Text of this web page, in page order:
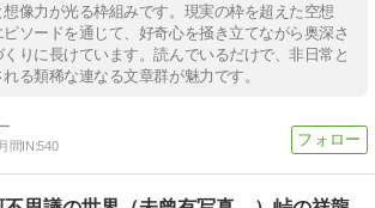
像力が光る枠組みです。現実の枠を超えた空想
ソードを通じて、好奇心を掻き立てながら奥深さ
りに長けています。読んでいるだけで、非日常と
る類稀な連なる文章群が魅力です。
月間IN:540